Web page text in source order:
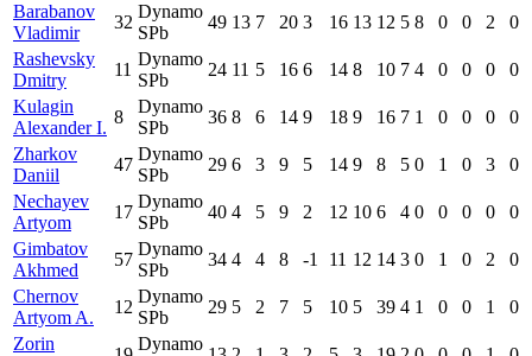
Barabanov
Vladimir
32
Dynamo
SPb
49 13 7 20 3 16 13 12 5 8 0 0 2
0
Rashevsky
Dmitry
11
Dynamo
SPb
24 11 5 16 6 14 8 10 7 4 0 0 0
0
Kulagin
Alexander I.
8
Dynamo
SPb
36 8 6 14 9 18 9 16 7 1 0 0 0
0
Zharkov
Daniil
47
Dynamo
SPb
29 6 3 9 5 14 9 8 5 0 1 0 3
0
Nechayev
Artyom
17
Dynamo
SPb
40 4 5 9 2 12 10 6 4 0 0 0 0
0
Gimbatov
Akhmed
57
Dynamo
SPb
34 4 4 8 -1 11 12 14 3 0 1 0 2
0
Chernov
Artyom A.
12
Dynamo
SPb
29 5 2 7 5 10 5 39 4 1 0 0 1
0
Zorin
Dynamo